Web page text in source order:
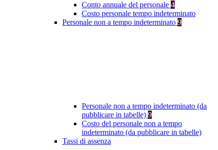
Conto annuale del personale 4
Costo personale tempo indeterminato
Personale non a tempo indeterminato 9
Personale non a tempo indeterminato (da
pubblicare in tabelle) 9
Costo del personale non a tempo
indeterminato (da pubblicare in tabelle)
Tassi di assenza